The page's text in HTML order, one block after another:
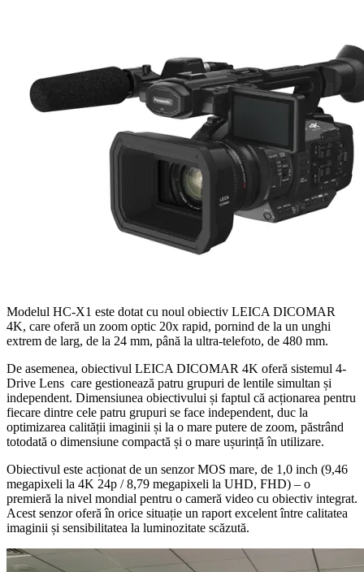
Modelul HC-X1 este dotat cu noul obiectiv LEICA DICOMAR
4K, care oferă un zoom optic 20x rapid, pornind de la un unghi
extrem de larg, de la 24 mm, până la ultra-telefoto, de 480 mm.
De asemenea, obiectivul LEICA DICOMAR 4K oferă sistemul 4-
Drive Lens care gestionează patru grupuri de lentile simultan și
independent. Dimensiunea obiectivului și faptul că acționarea pentru
fiecare dintre cele patru grupuri se face independent, duc la
optimizarea calității imaginii și la o mare putere de zoom, păstrând
totodată o dimensiune compactă și o mare ușurință în utilizare.
Obiectivul este acționat de un senzor MOS mare, de 1,0 inch (9,46
megapixeli la 4K 24p / 8,79 megapixeli la UHD, FHD) – o
premieră la nivel mondial pentru o cameră video cu obiectiv integrat.
Acest senzor oferă în orice situație un raport excelent între calitatea
imaginii și sensibilitatea la luminozitate scăzută.